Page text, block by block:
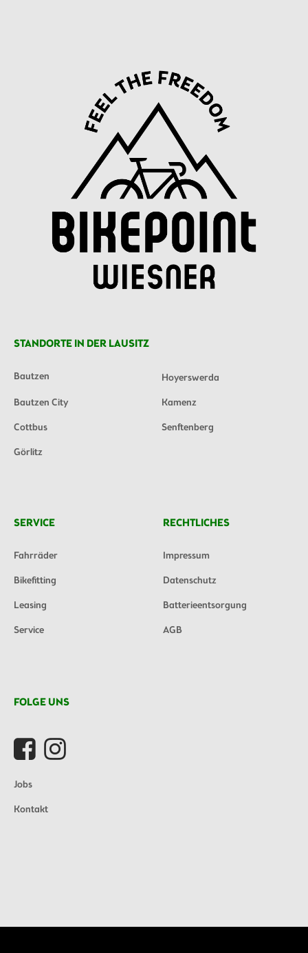
STANDORTE IN DER LAUSITZ
Bautzen
Hoyerswerda
Bautzen City
Kamenz
Cottbus
Senftenberg
Görlitz
SERVICE
Fahrräder
Bikefitting
Leasing
Service
RECHTLICHES
Impressum
Datenschutz
Batterieentsorgung
AGB
FOLGE UNS
Jobs
Kontakt